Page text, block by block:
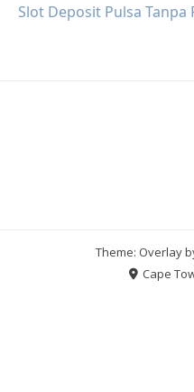
Slot Deposit Pulsa Tanpa
Theme: Overlay
Cape